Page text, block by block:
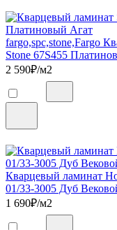
fargo,spc,stone,Fargo
Stone 67S455
2 590₽/м2
Кварцевый ламинат
01/33-3005 Дуб
1 690₽/м2